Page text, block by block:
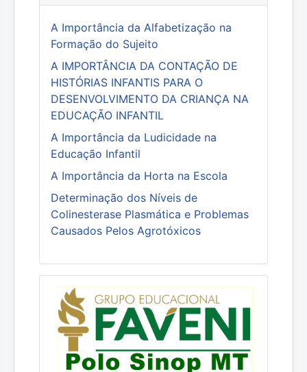
A Importância da Alfabetização na
Formação do Sujeito
A IMPORTÂNCIA DA CONTAÇÃO DE
HISTÓRIAS INFANTIS PARA O
DESENVOLVIMENTO DA CRIANÇA NA
EDUCAÇÃO INFANTIL
A Importância da Ludicidade na
Educação Infantil
A Importância da Horta na Escola
Determinação dos Níveis de
Colinesterase Plasmática e Problemas
Causados Pelos Agrotóxicos